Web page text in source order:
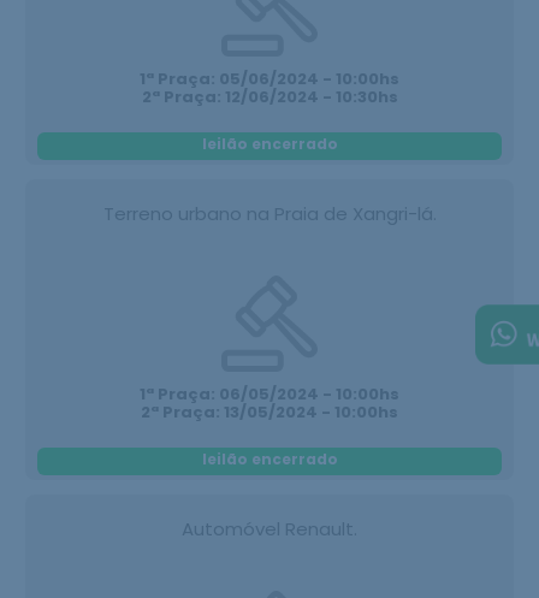
1ª Praça: 05/06/2024 - 10:00hs
2ª Praça: 12/06/2024 - 10:30hs
leilão encerrado
Terreno urbano na Praia de Xangri-lá.
1ª Praça: 06/05/2024 - 10:00hs
2ª Praça: 13/05/2024 - 10:00hs
leilão encerrado
Automóvel Renault.